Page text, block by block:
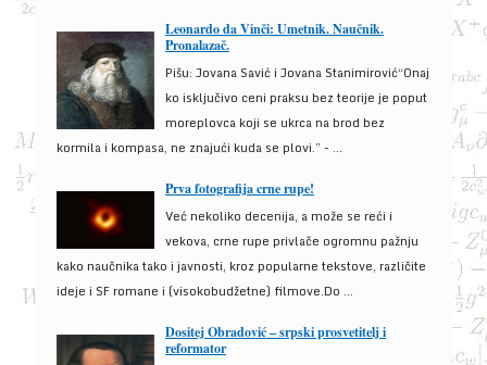
Leonardo da Vinči: Umetnik. Naučnik.
Pronalazač.
Pišu: Jovana Savić i Jovana Stanimirović“Onaj
ko isključivo ceni praksu bez teorije je poput
moreplovca koji se ukrca na brod bez
kormila i kompasa, ne znajući kuda se plovi.” - ...
Prva fotografija crne rupe!
Već nekoliko decenija, a može se reći i
vekova, crne rupe privlače ogromnu pažnju
kako naučnika tako i javnosti, kroz popularne tekstove, različite
ideje i SF romane i (visokobudžetne) filmove.Do ...
Dositej Obradović – srpski prosvetitelj i
reformator